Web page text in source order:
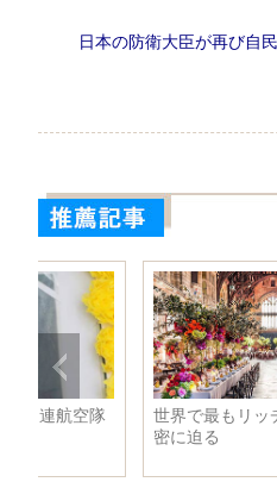
日本の防衛大臣が再び自
習近平主席、ミャンマー国民
主連盟代表団と会見